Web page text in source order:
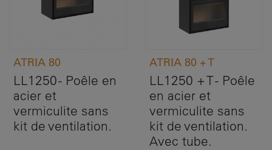
ATRIA 80
LL1250 - Poêle en
acier et
vermiculite sans
kit de ventilation.
ATRIA 80 + T
LL1250 + T - Poêle
en acier et
vermiculite sans
kit de ventilation.
Avec tube.